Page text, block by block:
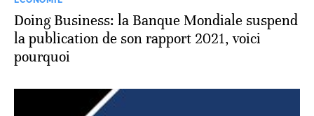
Doing Business: la Banque Mondiale suspend
la publication de son rapport 2021, voici
pourquoi